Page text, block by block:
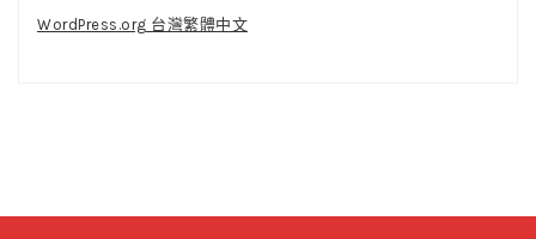
WordPress.org 台灣繁體中文